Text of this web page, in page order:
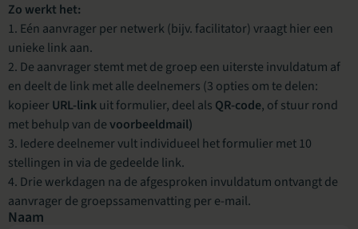
Zo werkt het:
Eén aanvrager per netwerk (bijv. facilitator) vraagt hier een
unieke link aan.
De aanvrager stemt met de groep een uiterste invuldatum af
en deelt de link met alle deelnemers (3 opties om te delen:
kopieerURL-linkuit formulier, deel als QR-code, of stuur rond
met behulp van devoorbeeldmail)
Iedere deelnemer vult individueel het formulier met 10
stellingen in via de gedeelde link.
Drie werkdagen na de afgesproken invuldatum ontvangt de
aanvrager de groepssamenvatting per e-mail.
Naam